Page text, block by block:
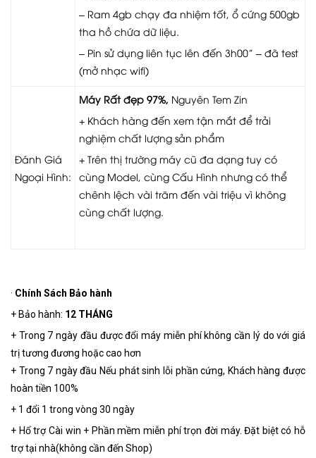
– Ram 4gb chạy đa nhiệm tốt, ổ cứng 500gb
tha hồ chứa dữ liệu.
– Pin sử dụng liên tục lên đến 3h00” – đã test
(mở nhạc wifi)
Đánh Giá
Ngoại Hình:
Máy Rất đẹp 97%, Nguyên Tem Zin
+ Khách hàng đến xem tận mắt để trải
nghiệm chất lượng sản phẩm
+ Trên thị trường máy cũ đa dạng tuy có
cùng Model, cùng Cấu Hình nhưng có thể
chênh lệch vài trăm đến vài triệu vì không
cùng chất lượng.
· Chính Sách Bảo hành
+ Bảo hành: 12 THÁNG
+ Trong 7 ngày đầu được đổi máy miễn phí không cần lý do với giá
trị tương đương hoặc cao hơn
+ Trong 7 ngày đầu Nếu phát sinh lỗi phần cứng, Khách hàng được
hoàn tiền 100%
+ 1 đổi 1 trong vòng 30 ngày
+ Hổ trợ Cài win + Phần mềm miễn phí trọn đời máy. Đặt biệt có hỗ
trợ tại nhà(không cần đến Shop)